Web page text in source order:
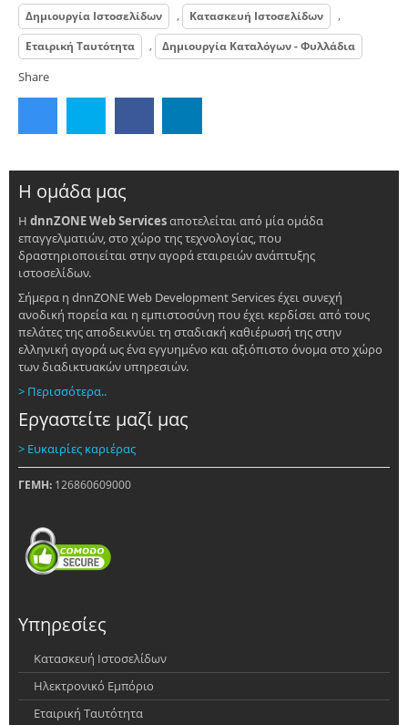
Δημιουργία Ιστοσελίδων , Κατασκευή Ιστοσελίδων ,
Εταιρική Ταυτότητα , Δημιουργία Καταλόγων - Φυλλάδια
Share
Η ομάδα μας
Η dnnZONE Web Servicesαποτελείται από μία ομάδα
επαγγελματιών, στο χώρο της τεχνολογίας, που
δραστηριοποιείται στην αγορά εταιρειών ανάπτυξης
ιστοσελίδων.
Σήμερα η dnnZONE Web Development Services έχει συνεχή
ανοδική πορεία και η εμπιστοσύνη που έχει κερδίσει από τους
πελάτες της αποδεικνύει τη σταδιακή καθιέρωσή της στην
ελληνική αγορά ως ένα εγγυημένο και αξιόπιστο όνομα στο χώρο
των διαδικτυακών υπηρεσιών.
> Περισσότερα..
Εργαστείτε μαζί μας
> Ευκαιρίες καριέρας
ΓΕΜΗ: 126860609000
Υπηρεσίες
Κατασκευή Ιστοσελίδων
Ηλεκτρονικό Εμπόριο
Εταιρική Ταυτότητα